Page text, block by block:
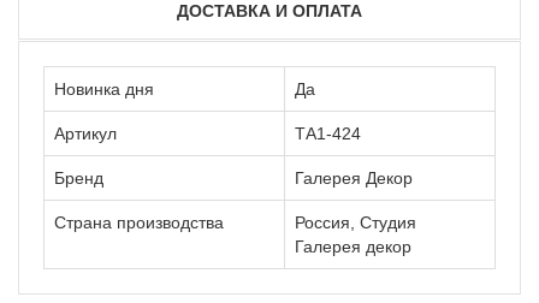
ДОСТАВКА И ОПЛАТА
Новинка дня Да
Артикул ТА1-424
Бренд Галерея Декор
Страна производства
Россия, Студия
Галерея декор